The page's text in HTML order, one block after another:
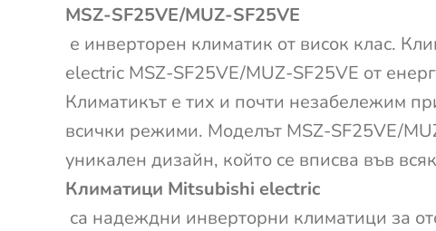
MSZ-SF25VE/MUZ-SF25VE
е инверторен климатик от висок клас.
electric MSZ-SF25VE/MUZ-SF25VE от
Климатикът е тих и почти незабележим
всички режими. Моделът MSZ-SF25VE/
уникален дизайн, който се вписва във
Климатици Mitsubishi electric
са надеждни инверторни климатици за